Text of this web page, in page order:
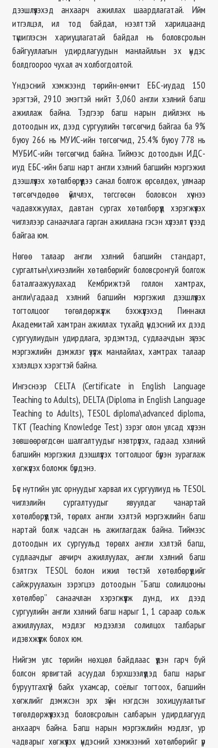
дээшлүүлэхэд анхаарч ажиллах шаардлагатай. Ийм
итгэлцэл, ил тод байдал, нээлттэй харилцаанд
түшиглэсэн хариуцлагатай байдал нь боловсролын
байгууллагын удирдлагуудын манлайллын эх үндэс
болдгоороо чухал ач холбогдолтой.
Үндэсний хэмжээнд төрийн-өмчит ЕБС-иудад 150
эрэгтэй, 2910 эмэгтэй нийт 3,060 англи хэлний багш
ажиллаж байна. Тэдгээр багш нарын дийлэнх нь
дотоодын их, дээд сургуулийн төгсөгчид байгаа ба 9%
буюу 266 нь МУИС-ийн төгсөгчид, 25.4% буюу 778 нь
МУБИС-ийн төгсөгчид байна. Тиймээс дотоодын ИДС-
иуд ЕБС-ийн багш нарт англи хэлний багшийн мэргэжил
дээшлүүлэх хөтөлбөрүүдээ санал болгож өрсөлдөх, улмаар
төгсөгчдөдөө үйлчлэх, төгсгөсөн боловсон хүчнээ
чадавхжуулах, давтан сургах хөтөлбөрүүд хэрэгжүүлэх
чиглэлээр санаачлага гарган ажиллана гэсэн хүлээлт үүсээд
байгаа юм.
Нөгөө талаар англи хэлний багшийн стандарт,
сургалтын\хичээлийн хөтөлбөрийг боловсронгуй болгож
баталгаажуулахад Кембрижтэй голлон хамтрах,
англи\гадаад хэлний багшийн мэргэжил дээшлүүлэх
тогтолцоог төгөлдөржүүлж бэхжүүлэхэд Пиннакл
Академитай хамтран ажиллах тухайд үндэсний их дээд
сургуулиудын удирдлага, эрдэмтэд, судлаачдын зүгээс
мэргэжлийн дэмжлэг үзүүлж манлайлах, хамтрах талаар
хэлэлцэх хэрэгтэй байна.
Ингэснээр CELTA (Certificate in English Language
Teaching to Adults), DELTA (Diploma in English Language
Teaching to Adults), TESOL diploma\advanced diploma,
TKT (Teaching Knowledge Test) зэрэг олон улсад хүлээн
зөвшөөрөгдсөн шалгалтуудыг нэвтрүүлэх, гадаад хэлний
багшийн мэргэжил дээшлүүлэх тогтолцоог бүрэн зураглаж
хөгжүүлэх боломж бүрдэнэ.
Бүс нутгийн улс орнуудыг харвал их сургуулиуд нь TESOL
чиглэлийн сургалтуудыг явуулдаг чанартай
хөтөлбөрүүдтэй, төрөлх англи хэлтэй мэргэжлийн багш
нартай болж чадсан нь ажиглагдаж байна. Тиймээс
дотоодын их сургуульд төрөлх англи хэлтэй багш,
судлаачдыг авчирч ажиллуулах, англи хэлний багш
бэлтгэх TESOL болон ижил төстэй хөтөлбөрүүдийг
сайжруулахын зэрэгцээ дотоодын “Багш солилцооны
хөтөлбөр” санаачлан хэрэгжүүлж дунд, их дээд
сургуулийн англи хэлний багш нарыг 1, 1 сараар сольж
ажиллуулах, мэдлэг мэдээлэл солилцох талбарыг
идэвхжүүлж болох юм.
Нийгэм улс төрийн нөхцөл байдлаас үүдэн гарч буй
болсон ярвигтай асуудал бэрхшээлүүдэд багш нарыг
буруутгахгүй байх ухамсар, соёлыг тогтоох, багшийн
хөгжлийг дэмжсэн эрх зүйн нэгдсэн зохицуулалтыг
төгөлдөржүүлэхэд боловсролын салбарын удирдлагууд
анхаарч байна. Багш нарын мэргэжлийн мэдлэг, ур
чадварыг хөгжүүлэх үндэсний хэмжээний хөтөлбөрийг үр